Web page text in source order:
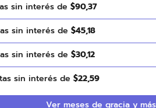
sin interés de $90,37
sin interés de $45,18
sin interés de $30,12
sin interés de $22,59
Ver meses de gracia y